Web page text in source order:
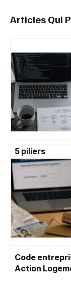
Articles Qui
5 piliers
pour bâtir une
stack DevOps
performante
unifier vos
Code
Action